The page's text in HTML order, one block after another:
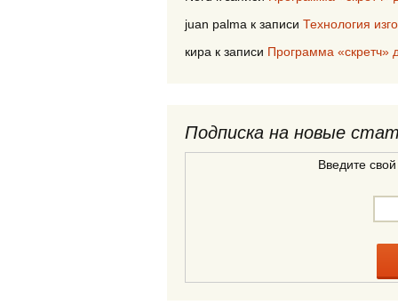
juan palma к записи Технология
кира к записи Программа «скретч»
Подписка на новые
Введите